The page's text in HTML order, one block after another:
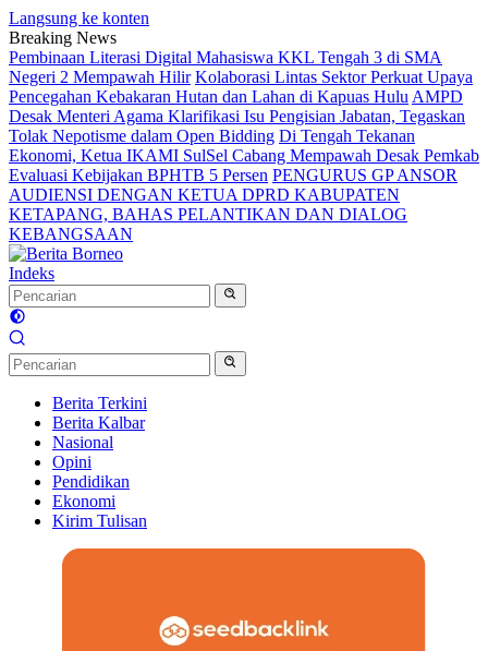
Langsung ke konten
Breaking News
Pembinaan Literasi Digital Mahasiswa KKL Tengah 3 di SMA
Negeri 2 Mempawah Hilir Kolaborasi Lintas Sektor Perkuat Upaya
Pencegahan Kebakaran Hutan dan Lahan di Kapuas Hulu AMPD
Desak Menteri Agama Klarifikasi Isu Pengisian Jabatan, Tegaskan
Tolak Nepotisme dalam Open Bidding Di Tengah Tekanan
Ekonomi, Ketua IKAMI SulSel Cabang Mempawah Desak Pemkab
Evaluasi Kebijakan BPHTB 5 Persen PENGURUS GP ANSOR
AUDIENSI DENGAN KETUA DPRD KABUPATEN
KETAPANG, BAHAS PELANTIKAN DAN DIALOG
KEBANGSAAN
Indeks
Berita Terkini
Berita Kalbar
Nasional
Opini
Pendidikan
Ekonomi
Kirim Tulisan